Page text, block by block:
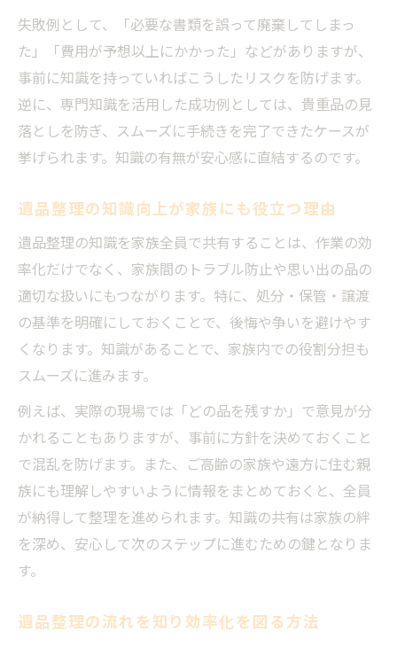
失敗例として、「必要な書類を誤って廃棄してしまっ
た」「費用が予想以上にかかった」などがありますが、
事前に知識を持っていればこうしたリスクを防げます。
逆に、専門知識を活用した成功例としては、貴重品の見
落としを防ぎ、スムーズに手続きを完了できたケースが
挙げられます。知識の有無が安心感に直結するのです。
遺品整理の知識向上が家族にも役立つ理由
遺品整理の知識を家族全員で共有することは、作業の効
率化だけでなく、家族間のトラブル防止や思い出の品の
適切な扱いにもつながります。特に、処分・保管・譲渡
の基準を明確にしておくことで、後悔や争いを避けやす
くなります。知識があることで、家族内での役割分担も
スムーズに進みます。
例えば、実際の現場では「どの品を残すか」で意見が分
かれることもありますが、事前に方針を決めておくこと
で混乱を防げます。また、ご高齢の家族や遠方に住む親
族にも理解しやすいように情報をまとめておくと、全員
が納得して整理を進められます。知識の共有は家族の絆
を深め、安心して次のステップに進むための鍵となりま
す。
遺品整理の流れを知り効率化を図る方法